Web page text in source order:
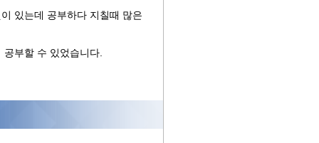
있는데 공부하다 지칠때 많은
부할 수 있었습니다.